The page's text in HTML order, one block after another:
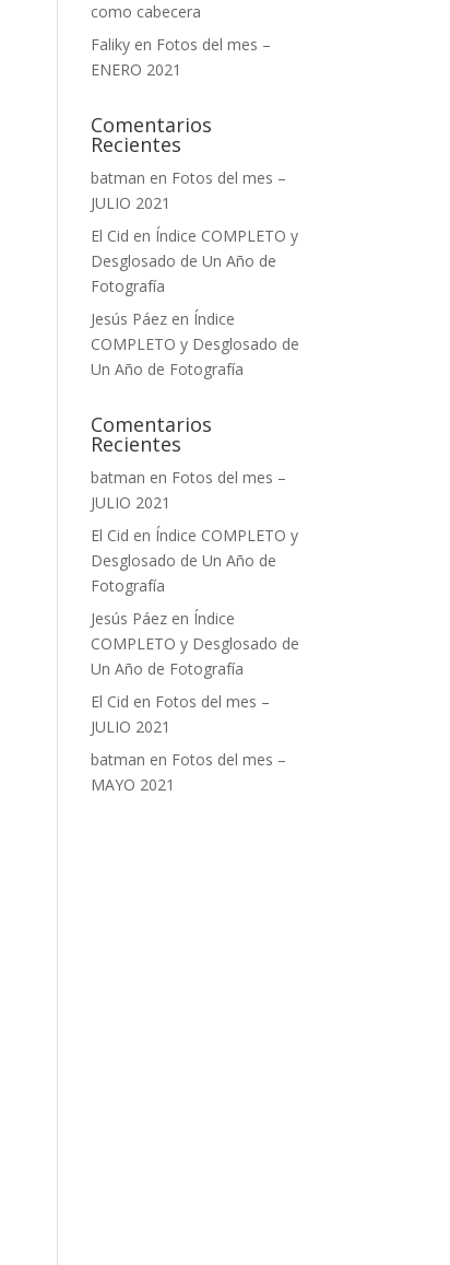
como cabecera
Faliky en Fotos del mes –
ENERO 2021
Comentarios
Recientes
batman en Fotos del mes –
JULIO 2021
El Cid en Índice COMPLETO y
Desglosado de Un Año de
Fotografía
Jesús Páez en Índice
COMPLETO y Desglosado de
Un Año de Fotografía
Comentarios
Recientes
batman en Fotos del mes –
JULIO 2021
El Cid en Índice COMPLETO y
Desglosado de Un Año de
Fotografía
Jesús Páez en Índice
COMPLETO y Desglosado de
Un Año de Fotografía
El Cid en Fotos del mes –
JULIO 2021
batman en Fotos del mes –
MAYO 2021